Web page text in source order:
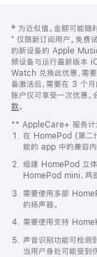
页
页
脚
注
‡ 为近似值。金额可能随
⁺ 仅限新订阅用户。免费
的新设备的 Apple
频设备与运行最新版本
Watch 兑换此优惠，需
备激活后，需要在 3 个
账户仅可享受一次优惠。
款。
窗
口
中
打
开)
** AppleCare+ 服务计
在 HomePod (第二
能的 app 中的兼容内
组建 HomePod 立体
HomePod mini、两
需要使用多部
的扬声器。
需要使用支持
声音识别功能可检测
当用户身处可能受到